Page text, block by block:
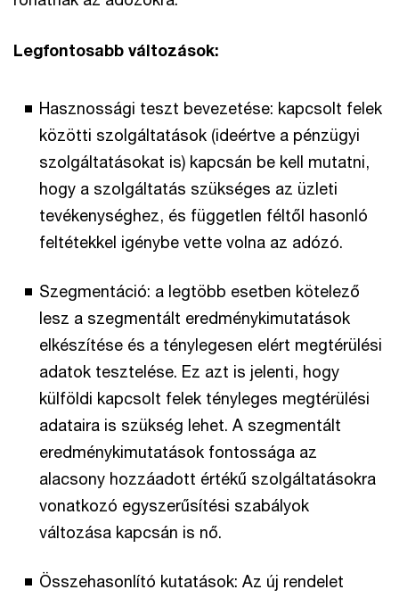
Legfontosabb változások:
Hasznossági teszt bevezetése: kapcsolt felek
közötti szolgáltatások (ideértve a pénzügyi
szolgáltatásokat is) kapcsán be kell mutatni,
hogy a szolgáltatás szükséges az üzleti
tevékenységhez, és független féltől hasonló
feltétekkel igénybe vette volna az adózó.
Szegmentáció: a legtöbb esetben kötelező
lesz a szegmentált eredménykimutatások
elkészítése és a ténylegesen elért megtérülési
adatok tesztelése. Ez azt is jelenti, hogy
külföldi kapcsolt felek tényleges megtérülési
adataira is szükség lehet. A szegmentált
eredménykimutatások fontossága az
alacsony hozzáadott értékű szolgáltatásokra
vonatkozó egyszerűsítési szabályok
változása kapcsán is nő.
Összehasonlító kutatások: Az új rendelet